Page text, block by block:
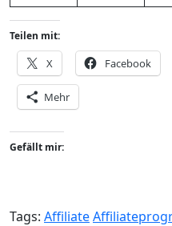
Teilen mit:
X Facebook
Mehr
Gefällt mir:
Tags: Affiliate